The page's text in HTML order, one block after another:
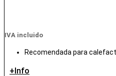
IVA incluido
Recomendada para
+Info